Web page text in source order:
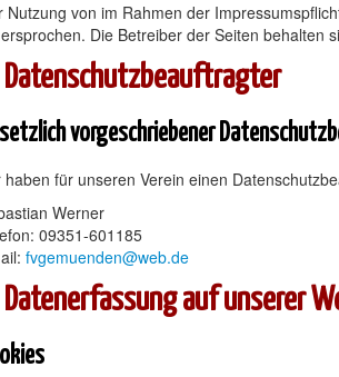
Nutzung von im Rahmen der
Die Betreiber der Seiten behalten
vorgeschriebener
haben für unseren Verein einen
Werner
09351-601185
fvgemuenden@web.de
auf unserer